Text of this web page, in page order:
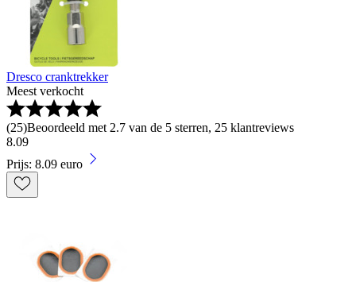
Dresco cranktrekker
Meest verkocht
(25)Beoordeeld met 2.7 van de 5 sterren, 25 klantreviews
8.09
Prijs: 8.09 euro